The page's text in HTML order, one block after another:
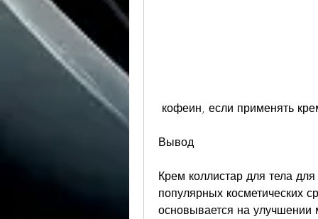
кофеин, если применять
Вывод
Крем коллистар для тела
популярных косметических
основывается на улучшении